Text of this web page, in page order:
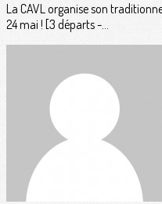
La CAVL organise son
24 mai ! [3 départs -...